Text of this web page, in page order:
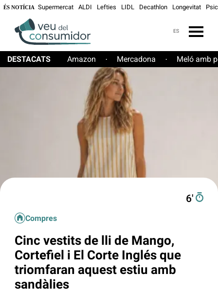
ÉS NOTÍCIA Supermercat ALDI Lefties LIDL Decathlon Longevitat
ES
DESTACATS Amazon · Mercadona · Meló amb
6′
Compres
Cinc vestits de lli de Mango,
Cortefiel i El Corte Inglés que
triomfaran aquest estiu amb
sandàlies